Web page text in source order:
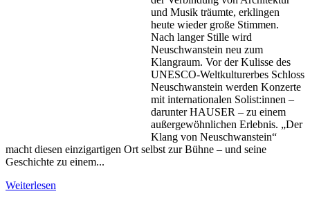
und Musik träumte, erklingen
heute wieder große Stimmen.
Nach langer Stille wird
Neuschwanstein neu zum
Klangraum. Vor der Kulisse des
UNESCO-Weltkulturerbes Schloss
Neuschwanstein werden Konzerte
mit internationalen Solist:innen –
darunter HAUSER – zu einem
außergewöhnlichen Erlebnis. „Der
Klang von Neuschwanstein“
macht diesen einzigartigen Ort selbst zur Bühne – und seine
Geschichte zu einem...
Weiterlesen